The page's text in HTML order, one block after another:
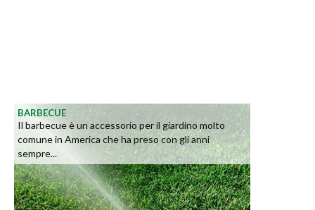
BARBECUE
Il barbecue è un accessorio per il giardino molto
comune in America che ha preso con gli anni
sempre...